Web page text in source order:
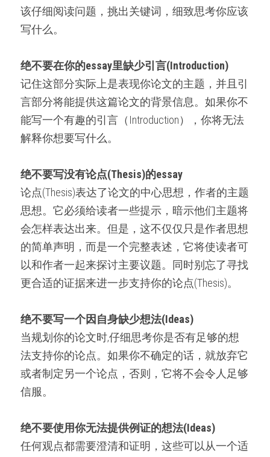
该仔细阅读问题，挑出关键词，细致思考你应该
写什么。
绝不要在你的essay里缺少引言(Introduction)
记住这部分实际上是表现你论文的主题，并且引
言部分将能提供这篇论文的背景信息。如果你不
能写一个有趣的引言（Introduction），你将无法
解释你想要写什么。
绝不要写没有论点(Thesis)的essay
论点(Thesis)表达了论文的中心思想，作者的主题
思想。它必须给读者一些提示，暗示他们主题将
会怎样表达出来。但是，这不仅仅只是作者思想
的简单声明，而是一个完整表述，它将使读者可
以和作者一起来探讨主要议题。同时别忘了寻找
更合适的证据来进一步支持你的论点(Thesis)。
绝不要写一个因自身缺少想法(Ideas)
当规划你的论文时,仔细思考你是否有足够的想
法支持你的论点。如果你不确定的话，就放弃它
或者制定另一个论点，否则，它将不会令人足够
信服。
绝不要使用你无法提供例证的想法(Ideas)
任何观点都需要澄清和证明，这些可以从一个适